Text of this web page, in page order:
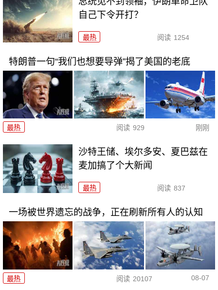
自己下令开打？
最热 阅读 1254
特朗普一句“我们也想要导弹”揭了美国的老底
最热 阅读 929 刚刚
沙特王储、埃尔多安、夏巴兹在
麦加搞了个大新闻
最热 阅读 837
一场被世界遗忘的战争，正在刷新所有人的认知
最热 阅读 20107 08-07